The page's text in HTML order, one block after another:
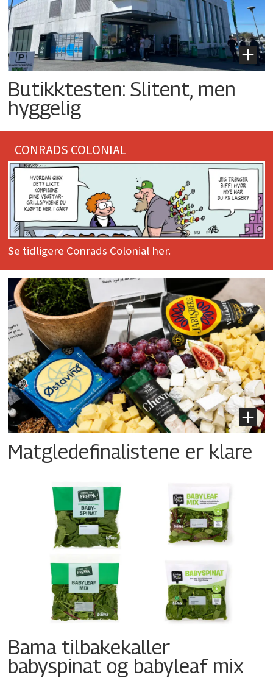
Butikktesten: Slitent, men
hyggelig
CONRADS COLONIAL
Se tidligere Conrads Colonial her.
Matgledefinalistene er klare
Bama tilbakekaller
babyspinat og babyleaf mix